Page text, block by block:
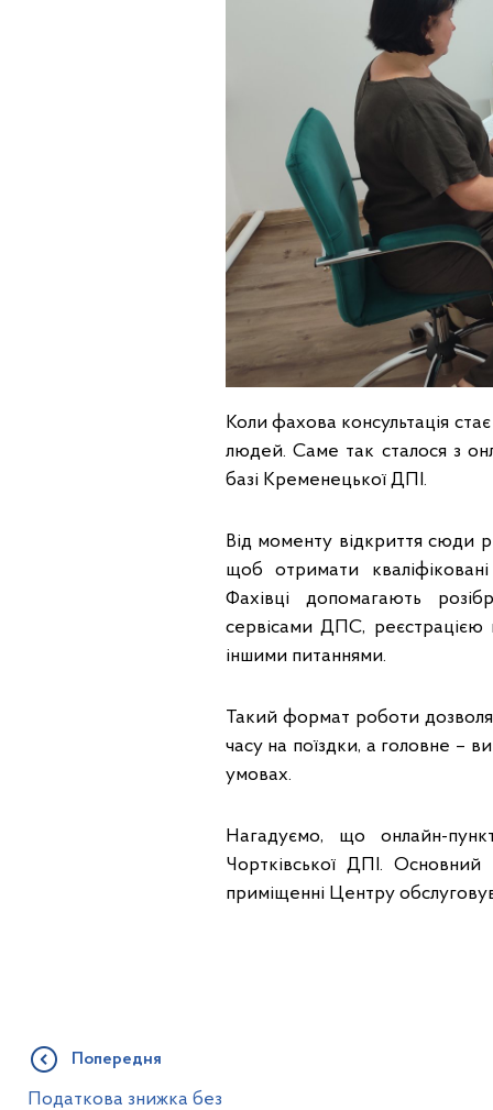
Коли фахова консультація
людей. Саме так сталося з
базі Кременецької ДПІ.
Від моменту відкриття сюди
щоб отримати
Фахівці допомагають
сервісами ДПС, реєстрацією
іншими питаннями.
Такий формат роботи
часу на поїздки, а головне –
умовах.
Нагадуємо, що онлайн-
Чортківської ДПІ.
приміщенні Центру
Попередня
Податкова знижка без